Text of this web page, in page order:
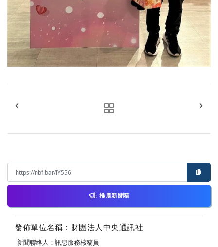
推廣新聞稿
發佈單位名稱：財團法人中央通訊社
新聞聯絡人：訊息服務核稿員